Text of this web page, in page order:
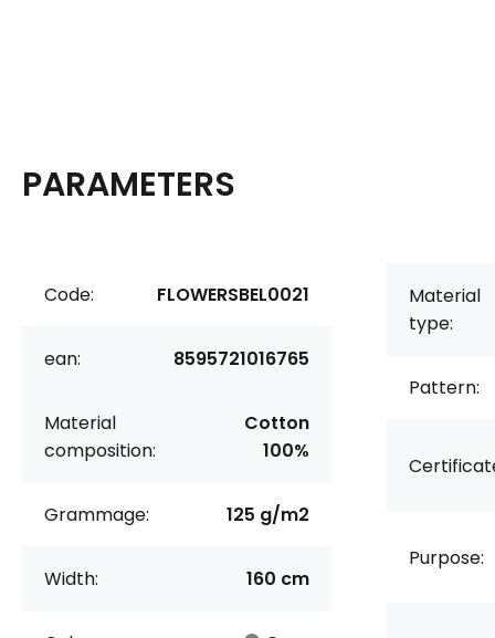
PARAMETERS
Code: FLOWERSBEL0021
ean: 8595721016765
Material
composition:
Cotton
100%
Grammage: 125 g/m2
Width: 160 cm
Material
type:
Pattern:
Purpose: